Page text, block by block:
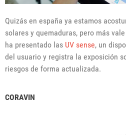
Quizás en españa ya estamos
solares y quemaduras, pero más
ha presentado las UV sense, un
del usuario y registra la exposición
riesgos de forma actualizada.
CORAVIN